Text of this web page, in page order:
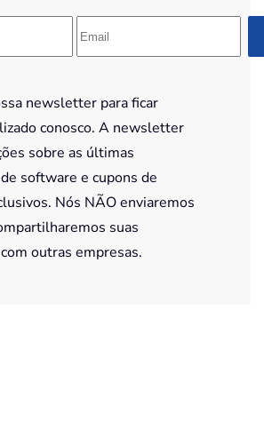
newsletter para ficar
conosco. A newsletter
sobre as últimas
software e cupons de
Nós NÃO enviaremos
suas
outras empresas.